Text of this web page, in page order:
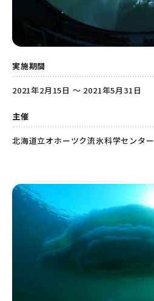
実施期間
2021年2月15日 ～ 2021年5月31日
主催
北海道立オホーツク流氷科学センター